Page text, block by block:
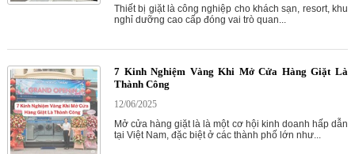
Thiết bị giặt là công nghiệp cho khách sạn, resort, khu
nghỉ dưỡng cao cấp đóng vai trò quan...
7 Kinh Nghiệm Vàng Khi Mở Cửa Hàng Giặt Là
Thành Công
12/06/2025
Mở cửa hàng giặt là là một cơ hội kinh doanh hấp dẫn
tại Việt Nam, đặc biệt ở các thành phố lớn như...